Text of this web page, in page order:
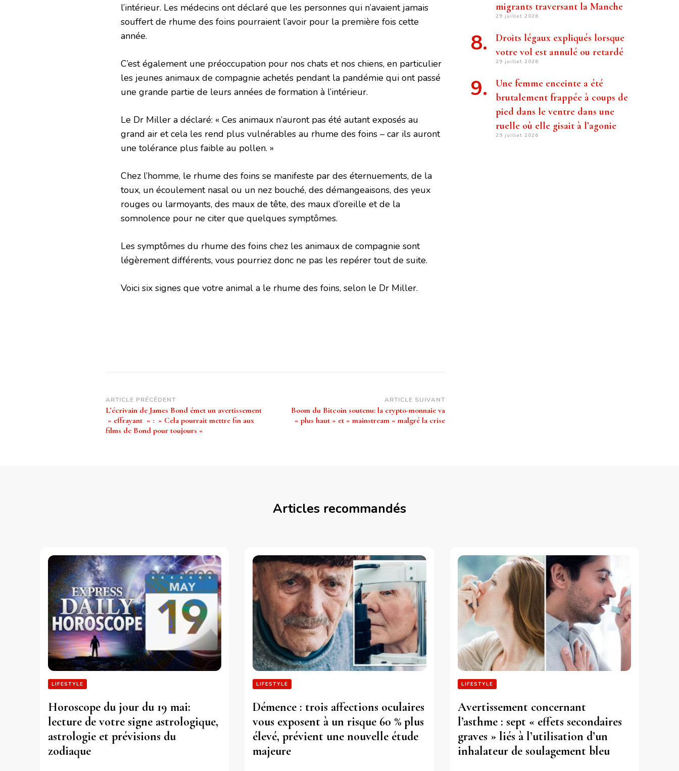
l’intérieur. Les médecins ont déclaré que les personnes qui n’avaient jamais
souffert de rhume des foins pourraient l’avoir pour la première fois cette
année.
C’est également une préoccupation pour nos chats et nos chiens, en particulier
les jeunes animaux de compagnie achetés pendant la pandémie qui ont passé
une grande partie de leurs années de formation à l’intérieur.
Le Dr Miller a déclaré: « Ces animaux n’auront pas été autant exposés au
grand air et cela les rend plus vulnérables au rhume des foins – car ils auront
une tolérance plus faible au pollen. »
Chez l’homme, le rhume des foins se manifeste par des éternuements, de la
toux, un écoulement nasal ou un nez bouché, des démangeaisons, des yeux
rouges ou larmoyants, des maux de tête, des maux d’oreille et de la
somnolence pour ne citer que quelques symptômes.
Les symptômes du rhume des foins chez les animaux de compagnie sont
légèrement différents, vous pourriez donc ne pas les repérer tout de suite.
Voici six signes que votre animal a le rhume des foins, selon le Dr Miller.
Navigation
d’article
ARTICLE PRÉCÉDENT
L’écrivain de James Bond émet un avertissement
» effrayant » : » Cela pourrait mettre fin aux
films de Bond pour toujours «
ARTICLE SUIVANT
Boom du Bitcoin soutenu: la crypto-monnaie va
« plus haut » et « mainstream » malgré la crise
migrants traversant la Manche
29 juillet 2026
Droits légaux expliqués lorsque
votre vol est annulé ou retardé
29 juillet 2026
Une femme enceinte a été
brutalement frappée à coups de
pied dans le ventre dans une
ruelle où elle gisait à l’agonie
29 juillet 2026
Articles recommandés
LIFESTYLE
Horoscope du jour du 19 mai:
lecture de votre signe astrologique,
astrologie et prévisions du
zodiaque
LIFESTYLE
Démence : trois affections oculaires
vous exposent à un risque 60 % plus
élevé, prévient une nouvelle étude
majeure
LIFESTYLE
Avertissement concernant
l’asthme : sept « effets secondaires
graves » liés à l’utilisation d’un
inhalateur de soulagement bleu